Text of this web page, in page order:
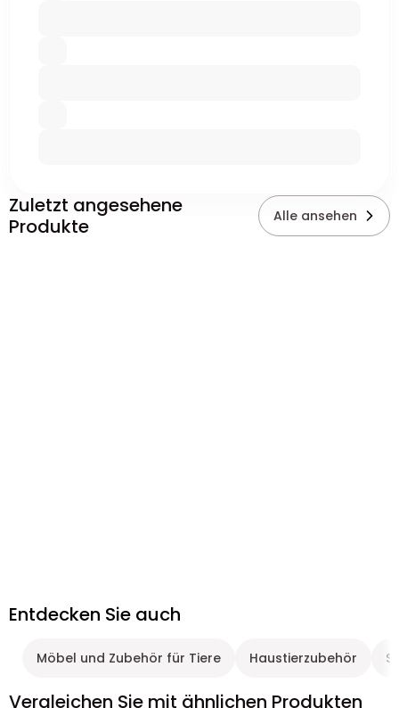
Zuletzt angesehene
Produkte
Alle ansehen
Entdecken Sie auch
Möbel und Zubehör für Tiere Haustierzubehör
Vergleichen Sie mit ähnlichen Produkten